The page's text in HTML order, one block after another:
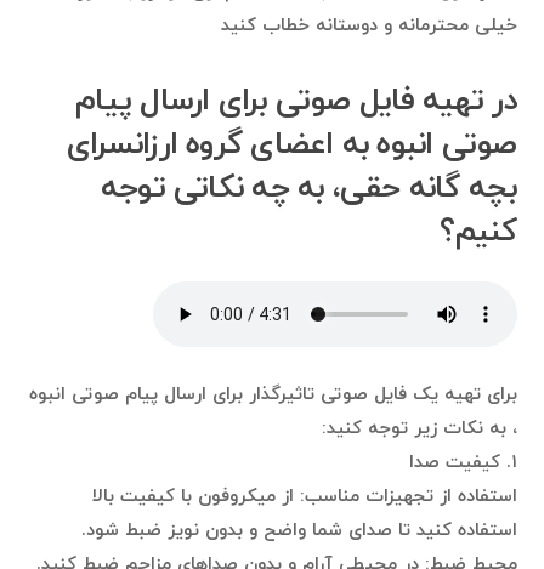
خیلی محترمانه و دوستانه خطاب کنید
در تهیه فایل صوتی برای ارسال پیام
صوتی انبوه به اعضای گروه ارزانسرای
بچه گانه حقی، به چه نکاتی توجه
کنیم؟
برای تهیه یک فایل صوتی تاثیرگذار برای ارسال پیام صوتی انبوه
، به نکات زیر توجه کنید:
۱. کیفیت صدا
استفاده از تجهیزات مناسب: از میکروفون با کیفیت بالا
استفاده کنید تا صدای شما واضح و بدون نویز ضبط شود.